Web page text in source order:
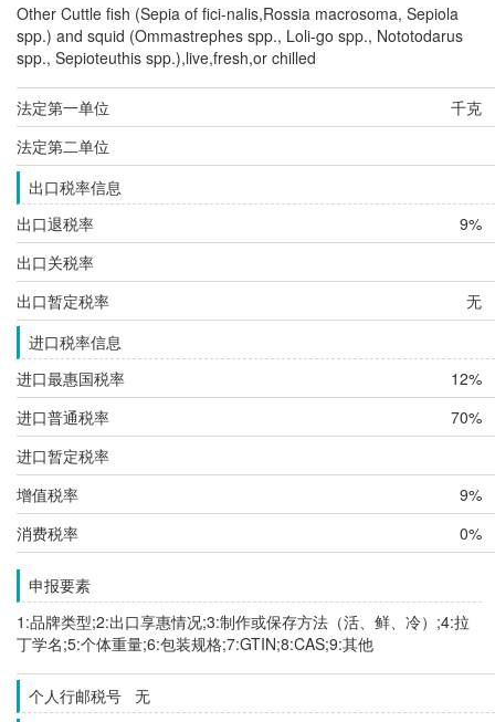
Other Cuttle fish (Sepia of fici-nalis,Rossia macrosoma, Sepiola
spp.) and squid (Ommastrephes spp., Loli-go spp., Nototodarus
spp., Sepioteuthis spp.),live,fresh,or chilled
法定第一单位
千克
法定第二单位
出口税率信息
出口退税率
9%
出口关税率
出口暂定税率
无
进口税率信息
进口最惠国税率
12%
进口普通税率
70%
进口暂定税率
增值税率
9%
消费税率
0%
申报要素
1:品牌类型;2:出口享惠情况;3:制作或保存方法（活、鲜、冷）;4:拉
丁学名;5:个体重量;6:包装规格;7:GTIN;8:CAS;9:其他
个人行邮税号 无